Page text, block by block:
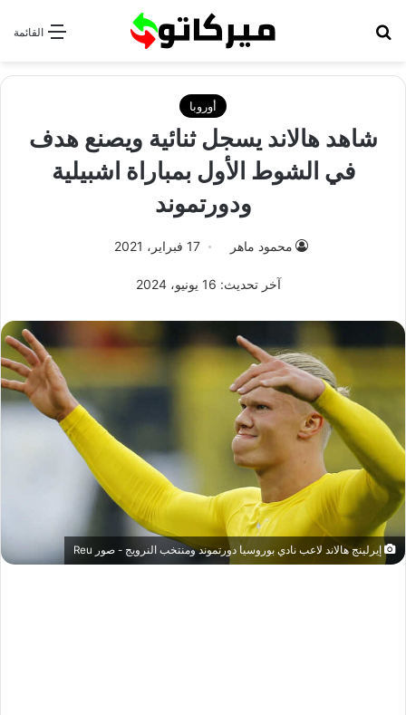
القائمة
أوروبا
شاهد هالاند يسجل ثنائية ويصنع هدف
في الشوط الأول بمباراة اشبيلية
ودورتموند
محمود ماهر 17 فبراير، 2021
آخر تحديث: 16 يونيو، 2024
إيرلينج هالاند لاعب نادي بوروسيا دورتموند ومنتخب النرويج - صور Reu